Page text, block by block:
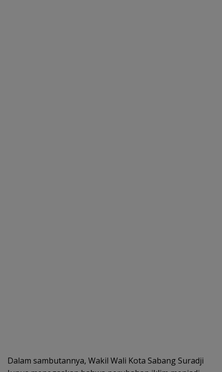
Dalam sambutannya, Wakil Wali Kota Sabang Suradji